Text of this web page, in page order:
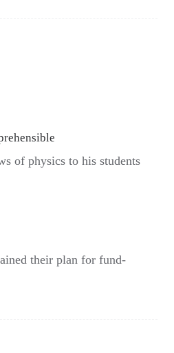
of physics to his students
their plan for fund-